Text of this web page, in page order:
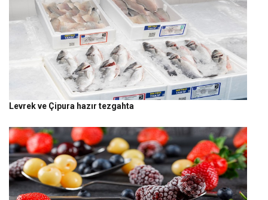
Levrek ve Çipura hazır tezgahta